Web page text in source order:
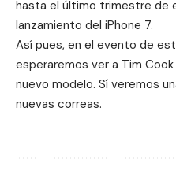
hasta el último trimestre de
lanzamiento del iPhone 7.
Así pues, en el evento de
esperaremos ver a Tim
nuevo modelo. Sí veremos
nuevas correas.